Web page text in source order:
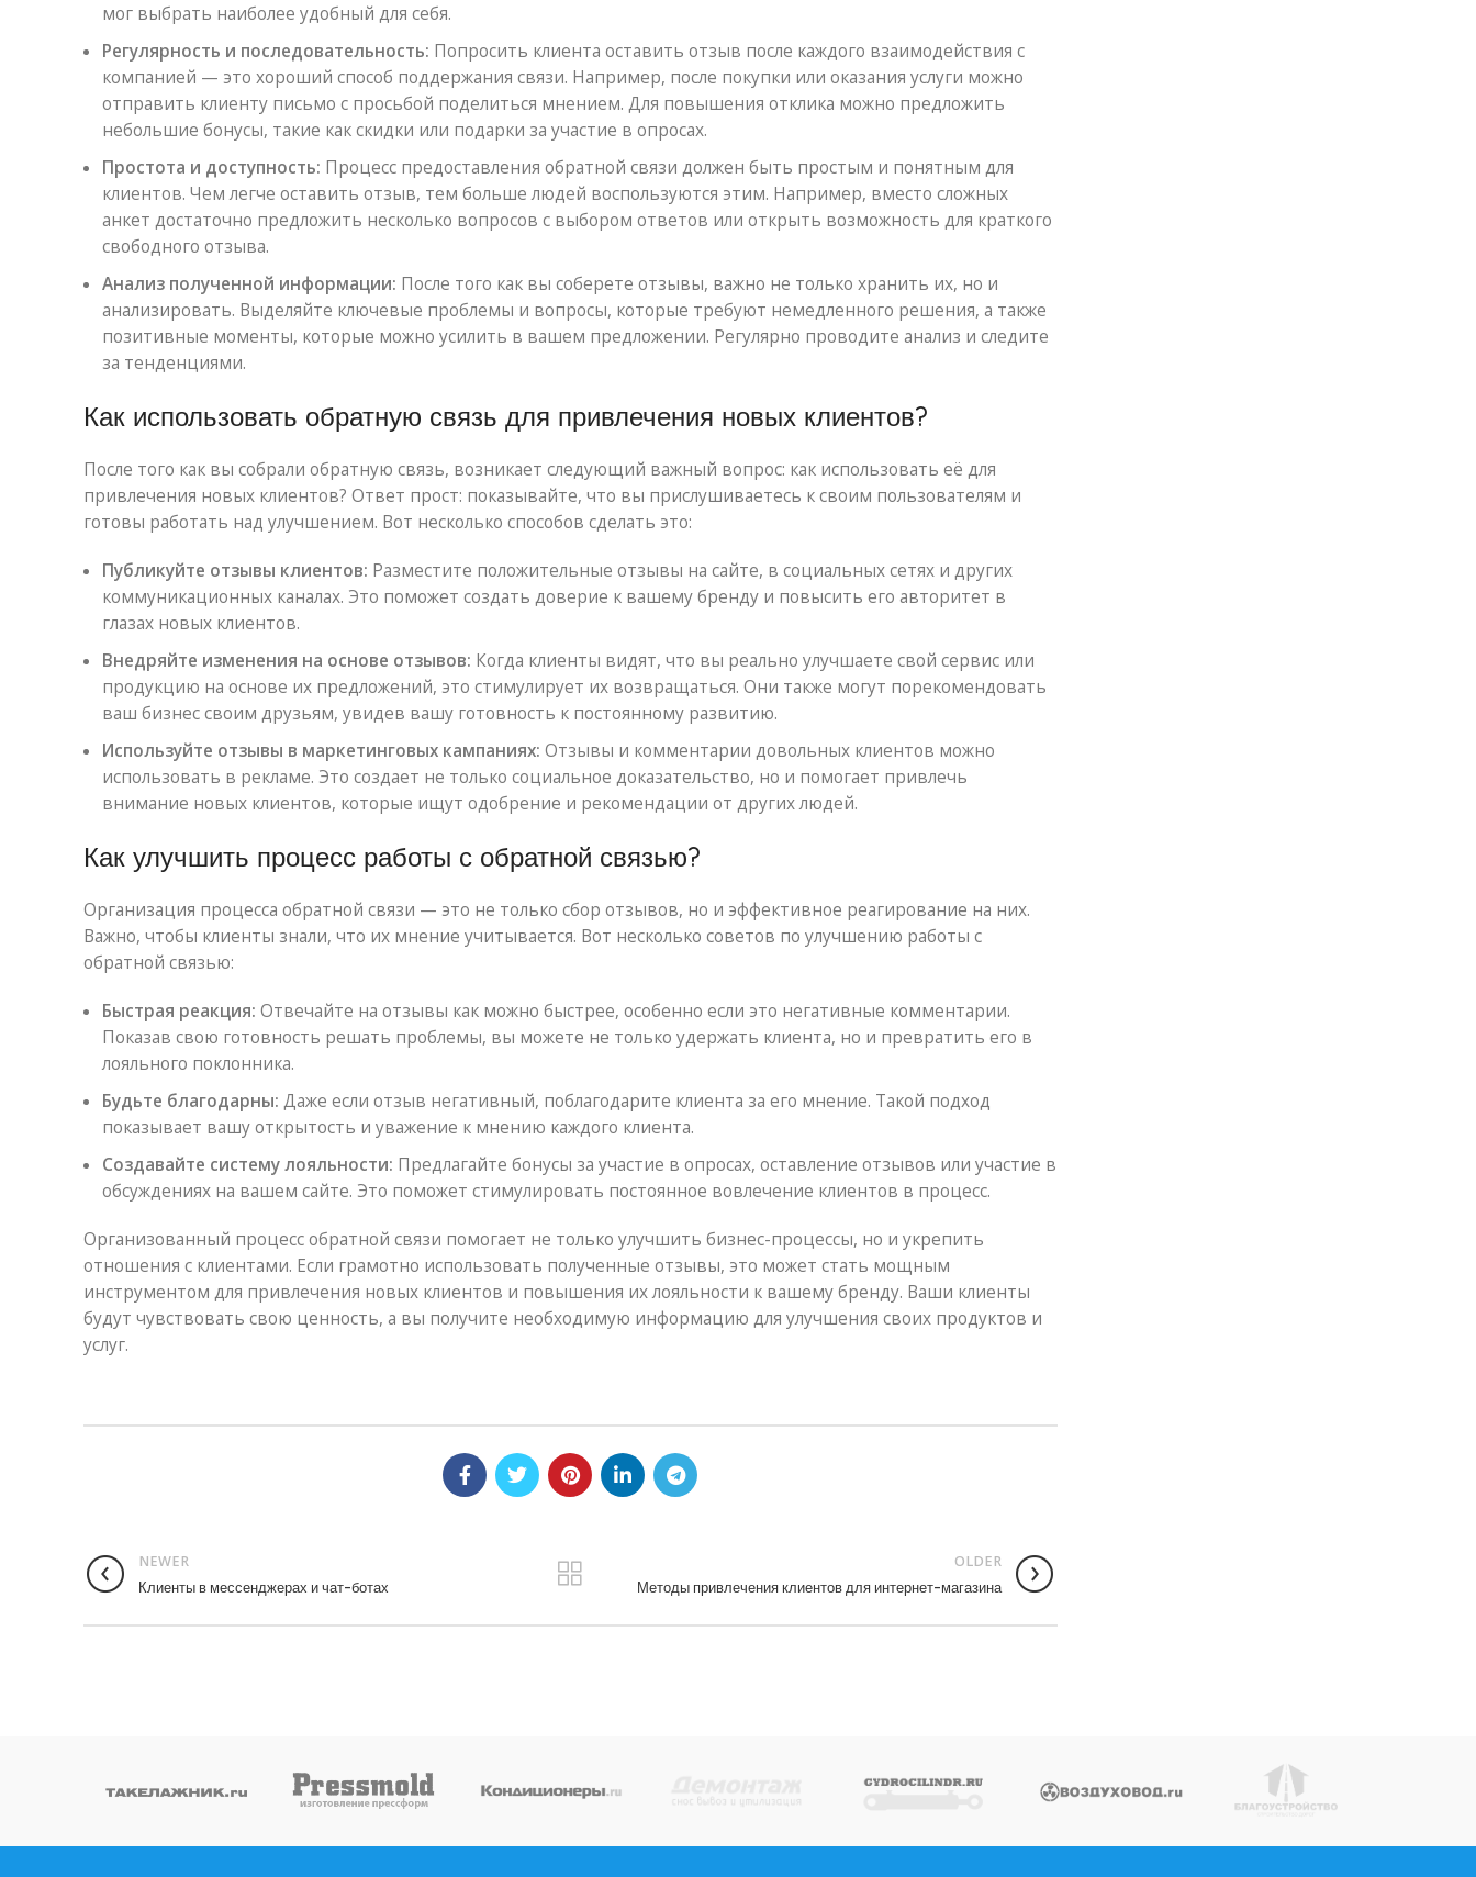
мог выбрать наиболее удобный для себя.
Регулярность и последовательность: Попросить клиента оставить отзыв после каждого взаимодействия с
компанией — это хороший способ поддержания связи. Например, после покупки или оказания услуги можно
отправить клиенту письмо с просьбой поделиться мнением. Для повышения отклика можно предложить
небольшие бонусы, такие как скидки или подарки за участие в опросах.
Простота и доступность: Процесс предоставления обратной связи должен быть простым и понятным для
клиентов. Чем легче оставить отзыв, тем больше людей воспользуются этим. Например, вместо сложных
анкет достаточно предложить несколько вопросов с выбором ответов или открыть возможность для краткого
свободного отзыва.
Анализ полученной информации: После того как вы соберете отзывы, важно не только хранить их, но и
анализировать. Выделяйте ключевые проблемы и вопросы, которые требуют немедленного решения, а также
позитивные моменты, которые можно усилить в вашем предложении. Регулярно проводите анализ и следите
за тенденциями.
Как использовать обратную связь для привлечения новых клиентов?
После того как вы собрали обратную связь, возникает следующий важный вопрос: как использовать её для
привлечения новых клиентов? Ответ прост: показывайте, что вы прислушиваетесь к своим пользователям и
готовы работать над улучшением. Вот несколько способов сделать это:
Публикуйте отзывы клиентов: Разместите положительные отзывы на сайте, в социальных сетях и других
коммуникационных каналах. Это поможет создать доверие к вашему бренду и повысить его авторитет в
глазах новых клиентов.
Внедряйте изменения на основе отзывов: Когда клиенты видят, что вы реально улучшаете свой сервис или
продукцию на основе их предложений, это стимулирует их возвращаться. Они также могут порекомендовать
ваш бизнес своим друзьям, увидев вашу готовность к постоянному развитию.
Используйте отзывы в маркетинговых кампаниях: Отзывы и комментарии довольных клиентов можно
использовать в рекламе. Это создает не только социальное доказательство, но и помогает привлечь
внимание новых клиентов, которые ищут одобрение и рекомендации от других людей.
Как улучшить процесс работы с обратной связью?
Организация процесса обратной связи — это не только сбор отзывов, но и эффективное реагирование на них.
Важно, чтобы клиенты знали, что их мнение учитывается. Вот несколько советов по улучшению работы с
обратной связью:
Быстрая реакция: Отвечайте на отзывы как можно быстрее, особенно если это негативные комментарии.
Показав свою готовность решать проблемы, вы можете не только удержать клиента, но и превратить его в
лояльного поклонника.
Будьте благодарны: Даже если отзыв негативный, поблагодарите клиента за его мнение. Такой подход
показывает вашу открытость и уважение к мнению каждого клиента.
Создавайте систему лояльности: Предлагайте бонусы за участие в опросах, оставление отзывов или участие в
обсуждениях на вашем сайте. Это поможет стимулировать постоянное вовлечение клиентов в процесс.
Организованный процесс обратной связи помогает не только улучшить бизнес-процессы, но и укрепить
отношения с клиентами. Если грамотно использовать полученные отзывы, это может стать мощным
инструментом для привлечения новых клиентов и повышения их лояльности к вашему бренду. Ваши клиенты
будут чувствовать свою ценность, а вы получите необходимую информацию для улучшения своих продуктов и
услуг.
NEWER
Клиенты в мессенджерах и чат-ботах
OLDER
Методы привлечения клиентов для интернет-магазина